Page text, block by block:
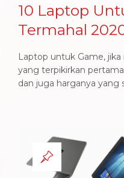
10 Laptop
Termahal
Laptop untuk Game,
yang terpikirkan
dan juga harganya yang